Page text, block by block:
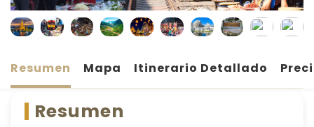
Resumen Mapa Itinerario Detallado
Resumen